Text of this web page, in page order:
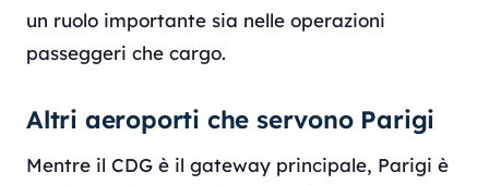
un ruolo importante sia nelle operazioni
passeggeri che cargo.
Altri aeroporti che servono Parigi
Mentre il CDG è il gateway principale, Parigi è